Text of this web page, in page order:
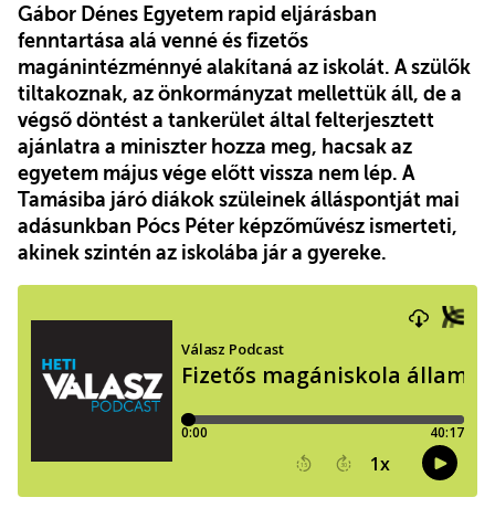
Gábor Dénes Egyetem rapid eljárásban
fenntartása alá venné és fizetős
magánintézménnyé alakítaná az iskolát. A szülők
tiltakoznak, az önkormányzat mellettük áll, de a
végső döntést a tankerület által felterjesztett
ajánlatra a miniszter hozza meg, hacsak az
egyetem május vége előtt vissza nem lép. A
Tamásiba járó diákok szüleinek álláspontját mai
adásunkban Pócs Péter képzőművész ismerteti,
akinek szintén az iskolába jár a gyereke.